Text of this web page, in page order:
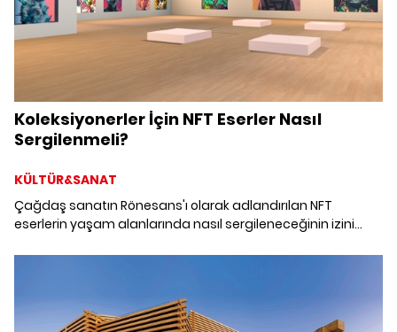
Koleksiyonerler İçin NFT Eserler Nasıl
Sergilenmeli?
KÜLTÜR&SANAT
Çağdaş sanatın Rönesans'ı olarak adlandırılan NFT
eserlerin yaşam alanlarında nasıl sergileneceğinin izini
alanlarında sergilenmesi üzerine merak edilenleri konuştuk.